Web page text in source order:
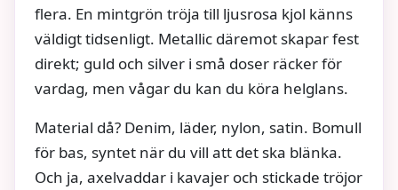
flera. En mintgrön tröja till ljusrosa kjol känns
väldigt tidsenligt. Metallic däremot skapar fest
direkt; guld och silver i små doser räcker för
vardag, men vågar du kan du köra helglans.
Material då? Denim, läder, nylon, satin. Bomull
för bas, syntet när du vill att det ska blänka.
Och ja, axelvaddar i kavajer och stickade tröjor